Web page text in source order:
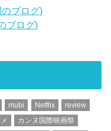
ブログ)
ブログ)
mubi Netflix
review
カンヌ国際映画祭